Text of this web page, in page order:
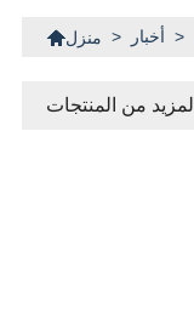
منزل > أخبار >
المزيد من المنتجات